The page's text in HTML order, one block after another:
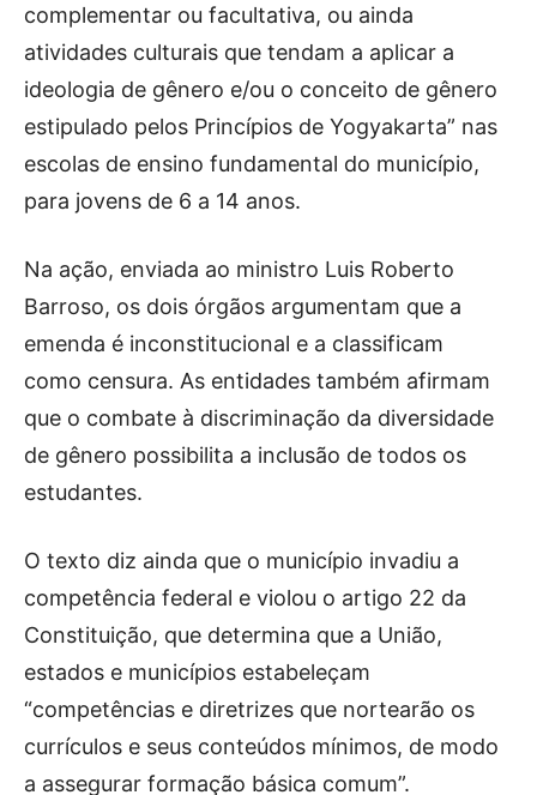
complementar ou facultativa, ou ainda
atividades culturais que tendam a aplicar a
ideologia de gênero e/ou o conceito de gênero
estipulado pelos Princípios de Yogyakarta” nas
escolas de ensino fundamental do município,
para jovens de 6 a 14 anos.
Na ação, enviada ao ministro Luis Roberto
Barroso, os dois órgãos argumentam que a
emenda é inconstitucional e a classificam
como censura. As entidades também afirmam
que o combate à discriminação da diversidade
de gênero possibilita a inclusão de todos os
estudantes.
O texto diz ainda que o município invadiu a
competência federal e violou o artigo 22 da
Constituição, que determina que a União,
estados e municípios estabeleçam
“competências e diretrizes que nortearão os
currículos e seus conteúdos mínimos, de modo
a assegurar formação básica comum”.